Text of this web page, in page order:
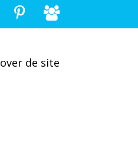
over de site